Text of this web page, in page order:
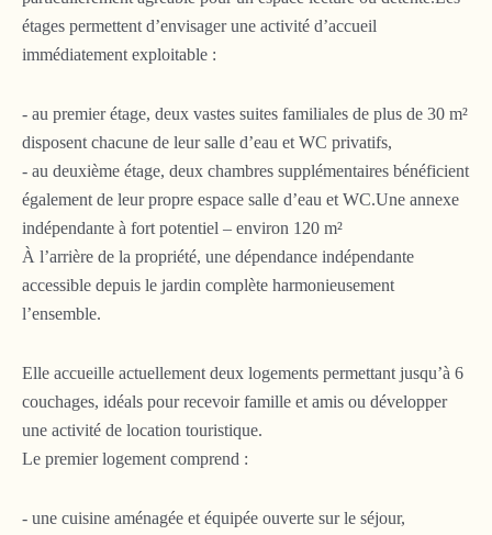
étages permettent d’envisager une activité d’accueil
immédiatement exploitable :
- au premier étage, deux vastes suites familiales de plus de 30 m²
disposent chacune de leur salle d’eau et WC privatifs,
- au deuxième étage, deux chambres supplémentaires bénéficient
également de leur propre espace salle d’eau et WC.Une annexe
indépendante à fort potentiel – environ 120 m²
À l’arrière de la propriété, une dépendance indépendante
accessible depuis le jardin complète harmonieusement
l’ensemble.
Elle accueille actuellement deux logements permettant jusqu’à 6
couchages, idéals pour recevoir famille et amis ou développer
une activité de location touristique.
Le premier logement comprend :
- une cuisine aménagée et équipée ouverte sur le séjour,